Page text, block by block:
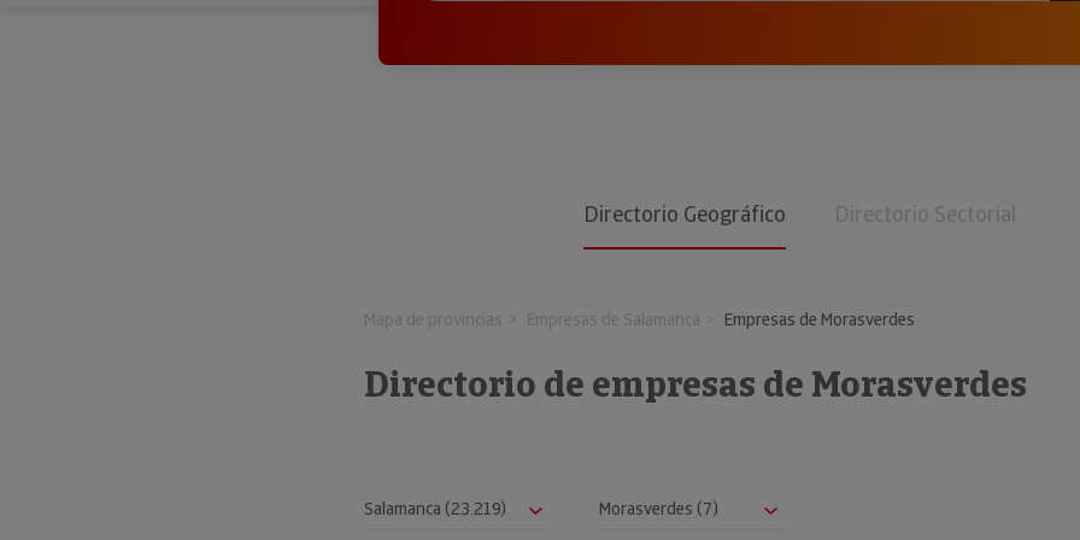
Directorio Geográfico Directorio Sectorial
Mapa de provincias Empresas de Salamanca Empresas de Morasverdes
Directorio de empresas de Morasverdes